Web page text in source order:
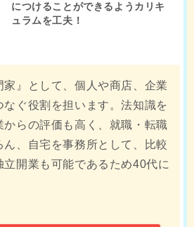
につけることができるようカリキ
ュラムを工夫！
家』として、個人や商店、企業
なぐ役割を担います。法知識を
らの評価も高く、就職・転職
ん、自宅を事務所として、比較
立開業も可能であるため40代に